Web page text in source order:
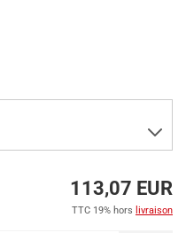
113,07 EUR
TTC 19% hors livraison